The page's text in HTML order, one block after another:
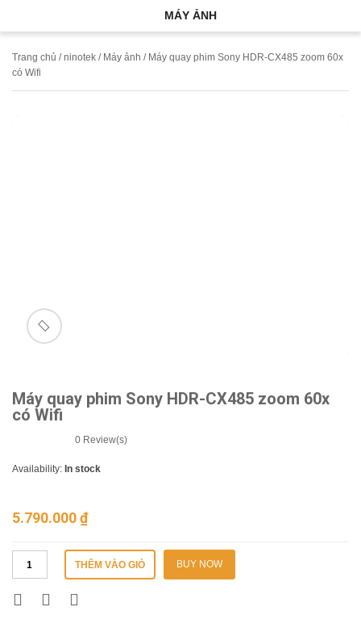
MÁY ẢNH
Trang chủ /ninotek / Máy ảnh / Máy quay phim Sony HDR-CX485 zoom 60x
có Wifi
🔍
Máy quay phim Sony HDR-CX485 zoom 60x
có Wifi
0 Review(s)
Availability: In stock
5.790.000₫
THÊM VÀO GIỎ BUY NOW